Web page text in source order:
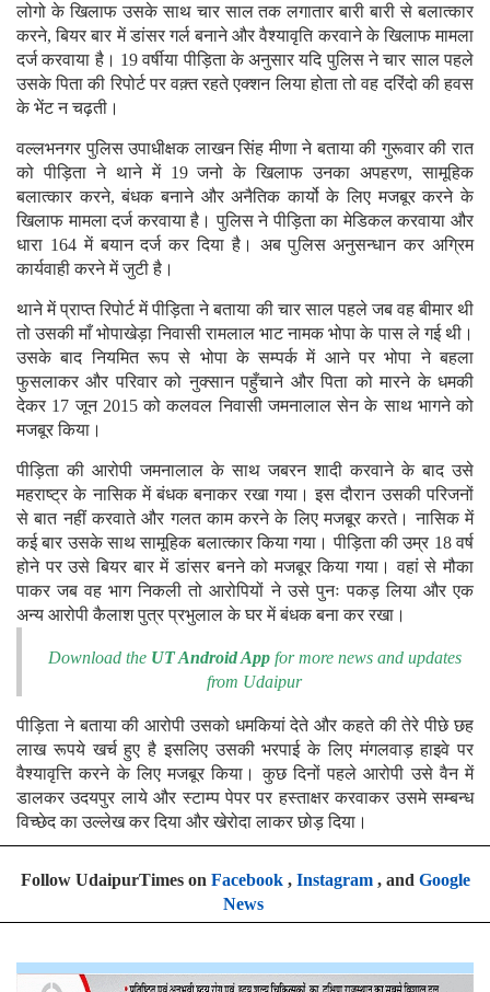
लोगो के खिलाफ उसके साथ चार साल तक लगातार बारी बारी से बलात्कार
करने, बियर बार में डांसर गर्ल बनाने और वैश्यावृति करवाने के खिलाफ मामला
दर्ज करवाया है। 19 वर्षीया पीड़िता के अनुसार यदि पुलिस ने चार साल पहले
उसके पिता की रिपोर्ट पर वक़्त रहते एक्शन लिया होता तो वह दरिंदो की हवस
के भेंट न चढ़ती।
वल्लभनगर पुलिस उपाधीक्षक लाखन सिंह मीणा ने बताया की गुरूवार की रात
को पीड़िता ने थाने में 19 जनो के खिलाफ उनका अपहरण, सामूहिक
बलात्कार करने, बंधक बनाने और अनैतिक कार्यो के लिए मजबूर करने के
खिलाफ मामला दर्ज करवाया है। पुलिस ने पीड़िता का मेडिकल करवाया और
धारा 164 में बयान दर्ज कर दिया है। अब पुलिस अनुसन्धान कर अग्रिम
कार्यवाही करने में जुटी है।
थाने में प्राप्त रिपोर्ट में पीड़िता ने बताया की चार साल पहले जब वह बीमार थी
तो उसकी माँ भोपाखेड़ा निवासी रामलाल भाट नामक भोपा के पास ले गई थी।
उसके बाद नियमित रूप से भोपा के सम्पर्क में आने पर भोपा ने बहला
फुसलाकर और परिवार को नुक्सान पहुँचाने और पिता को मारने के धमकी
देकर 17 जून 2015 को कलवल निवासी जमनालाल सेन के साथ भागने को
मजबूर किया।
पीड़िता की आरोपी जमनालाल के साथ जबरन शादी करवाने के बाद उसे
महराष्ट्र के नासिक में बंधक बनाकर रखा गया। इस दौरान उसकी परिजनों
से बात नहीं करवाते और गलत काम करने के लिए मजबूर करते। नासिक में
कई बार उसके साथ सामूहिक बलात्कार किया गया। पीड़िता की उम्र 18 वर्ष
होने पर उसे बियर बार में डांसर बनने को मजबूर किया गया। वहां से मौका
पाकर जब वह भाग निकली तो आरोपियों ने उसे पुनः पकड़ लिया और एक
अन्य आरोपी कैलाश पुत्र प्रभुलाल के घर में बंधक बना कर रखा।
Download the UT Android Appfor more news and updates
from Udaipur
पीड़िता ने बताया की आरोपी उसको धमकियां देते और कहते की तेरे पीछे छह
लाख रूपये खर्च हुए है इसलिए उसकी भरपाई के लिए मंगलवाड़ हाइवे पर
वैश्यावृत्ति करने के लिए मजबूर किया। कुछ दिनों पहले आरोपी उसे वैन में
डालकर उदयपुर लाये और स्टाम्प पेपर पर हस्ताक्षर करवाकर उसमे सम्बन्ध
विच्छेद का उल्लेख कर दिया और खेरोदा लाकर छोड़ दिया।
Follow UdaipurTimes on Facebook, Instagram, and Google
News